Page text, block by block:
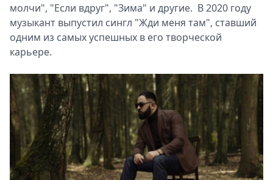
молчи", "Если вдруг", "Зима" и другие. В 2020 году
музыкант выпустил сингл "Жди меня там", ставший
одним из самых успешных в его творческой
карьере.